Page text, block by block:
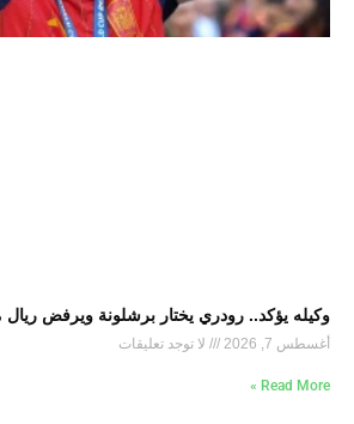
وكيله يؤكد.. رودري يختار برشلونة ويرفض ريال
أغسطس 7, 2026 لا توجد تعليقات
Read More »